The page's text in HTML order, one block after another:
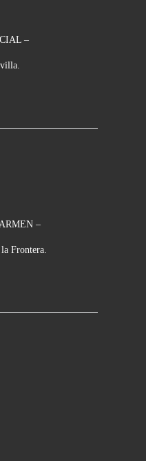
–
–
Frontera.